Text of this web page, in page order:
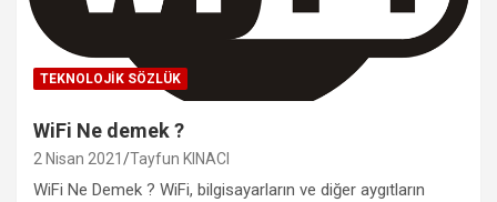
TEKNOLOJIK SÖZLÜK
WiFi Ne demek ?
2 Nisan 2021 Tayfun KINACI
WiFi Ne Demek ? WiFi, bilgisayarların ve diğer aygıtların